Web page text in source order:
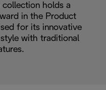
holds a
in the Product
for its innovative
with traditional